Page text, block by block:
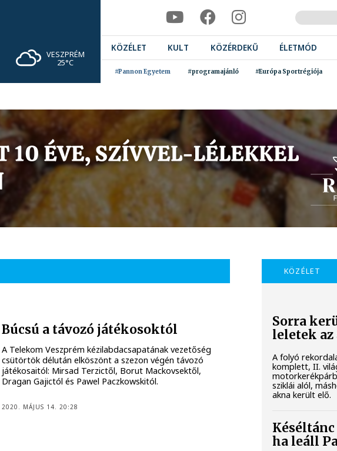
VESZPRÉM
25°C
KÖZÉLET KULT KÖZÉRDEKŰ ÉLETMÓD
#Pannon Egyetem #programajánló #Európa Sportrégiója
Búcsú a távozó játékosoktól
A Telekom Veszprém kézilabdacsapatának vezetőség
csütörtök délután elköszönt a szezon végén távozó
játékosaitól: Mirsad Terzictől, Borut Mackovsektől,
Dragan Gajictól és Pawel Paczkowskitól.
2020. MÁJUS 14. 20:28
KÖZÉLET
Sorra
leletek az
A folyó
komplett, II.
sziklái alól,
akna került elő.
ha leáll